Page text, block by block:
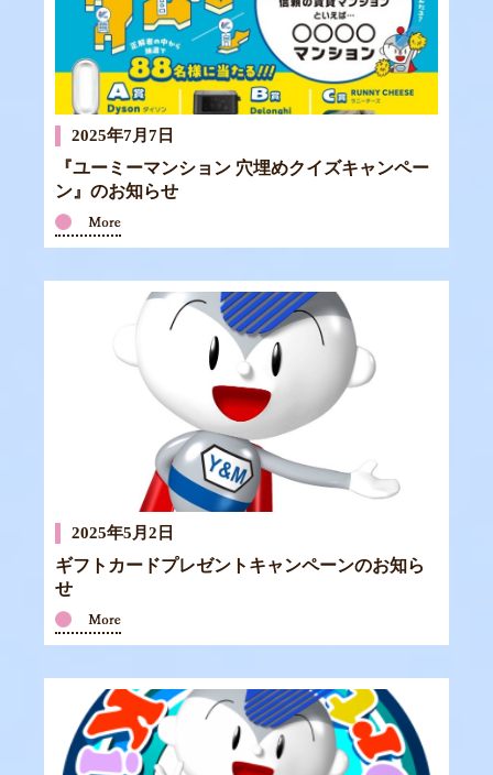
2025年7月7日
『ユーミーマンション 穴埋めクイズキャンペー
ン』のお知らせ
2025年5月2日
ギフトカードプレゼントキャンペーンのお知ら
せ